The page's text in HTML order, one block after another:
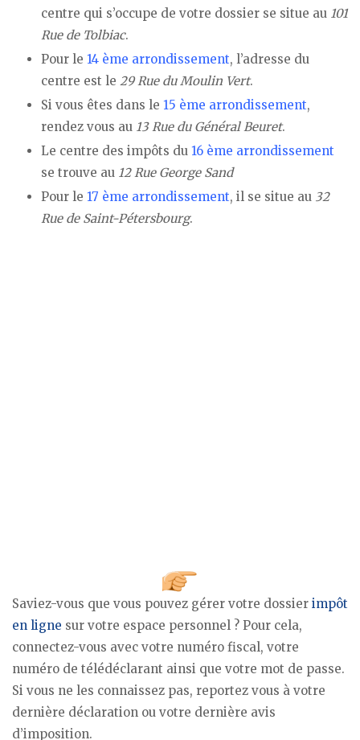
centre qui s’occupe de votre dossier se situe au 101
Rue de Tolbiac.
Pour le 14 ème arrondissement, l’adresse du
centre est le 29 Rue du Moulin Vert.
Si vous êtes dans le 15 ème arrondissement,
rendez vous au 13 Rue du Général Beuret.
Le centre des impôts du 16 ème arrondissement
se trouve au 12 Rue George Sand
Pour le 17 ème arrondissement, il se situe au 32
Rue de Saint-Pétersbourg.
Saviez-vous que vous pouvez gérer votre dossier impôt
en ligne sur votre espace personnel ? Pour cela,
connectez-vous avec votre numéro fiscal, votre
numéro de télédéclarant ainsi que votre mot de passe.
Si vous ne les connaissez pas, reportez vous à votre
dernière déclaration ou votre dernière avis
d’imposition.